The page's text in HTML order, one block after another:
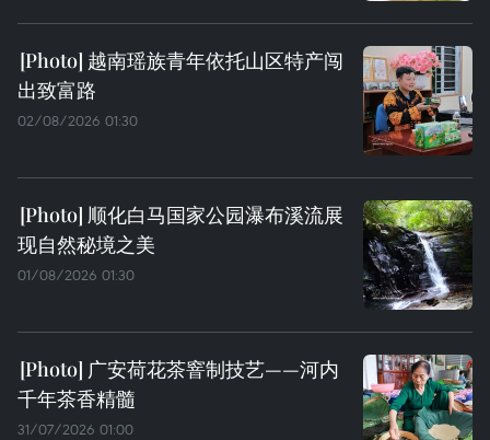
越南瑶族青年依托山区特产闯
出致富路
02/08/2026 01:30
顺化白马国家公园瀑布溪流展
现自然秘境之美
01/08/2026 01:30
广安荷花茶窨制技艺——河内
千年茶香精髓
31/07/2026 01:00